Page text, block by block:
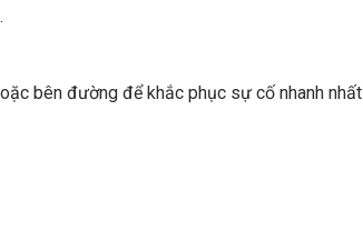
bên đường để khắc phục sự cố nhanh nhất